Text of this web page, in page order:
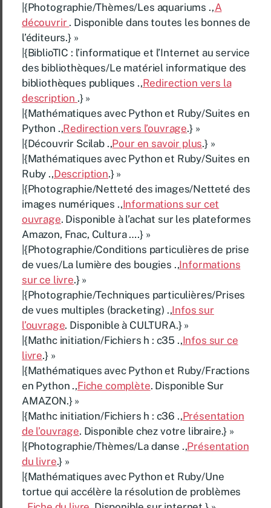
|{Photographie/Thèmes/Les aquariums .,A
découvrir . Disponible dans toutes les bonnes de
l’éditeurs.} »
|{BiblioTIC : l’informatique et l’Internet au service
des bibliothèques/Le matériel informatique des
bibliothèques publiques .,Redirection vers la
description .} »
|{Mathématiques avec Python et Ruby/Suites en
Python .,Redirection vers l’ouvrage.} »
|{Découvrir Scilab .,Pour en savoir plus.} »
|{Mathématiques avec Python et Ruby/Suites en
Ruby .,Description.} »
|{Photographie/Netteté des images/Netteté des
images numériques .,Informations sur cet
ouvrage. Disponible à l’achat sur les plateformes
Amazon, Fnac, Cultura ….} »
|{Photographie/Conditions particulières de prise
de vues/La lumière des bougies .,Informations
sur ce livre.} »
|{Photographie/Techniques particulières/Prises
de vues multiples (bracketing) .,Infos sur
l’ouvrage. Disponible à CULTURA.} »
|{Mathc initiation/Fichiers h : c35 .,Infos sur ce
livre.} »
|{Mathématiques avec Python et Ruby/Fractions
en Python .,Fiche complète. Disponible Sur
AMAZON.} »
|{Mathc initiation/Fichiers h : c36 .,Présentation
de l’ouvrage. Disponible chez votre libraire.} »
|{Photographie/Thèmes/La danse .,Présentation
du livre.} »
|{Mathématiques avec Python et Ruby/Une
tortue qui accélère la résolution de problèmes